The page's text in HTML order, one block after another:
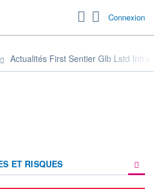
Connexion
Actualités First Sentier Glb Lstd Infra
ET RISQUES